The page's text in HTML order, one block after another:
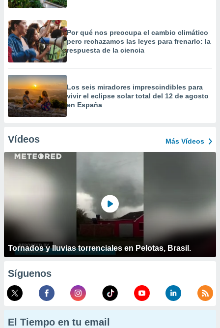
Por qué nos preocupa el cambio climático
pero rechazamos las leyes para frenarlo: la
respuesta de la ciencia
Los seis miradores imprescindibles para
vivir el eclipse solar total del 12 de agosto
en España
Vídeos Más Vídeos
Tornados y lluvias torrenciales en Pelotas, Brasil.
Síguenos
El Tiempo en tu email